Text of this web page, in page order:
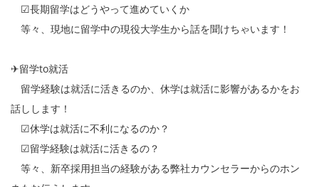
☑長期留学はどうやって進めていくか
等々、現地に留学中の現役大学生から話を聞けちゃいます！
✈留学to就活
留学経験は就活に活きるのか、休学は就活に影響があるかをお
話しします！
☑休学は就活に不利になるのか？
☑留学経験は就活に活きるの？
等々、新卒採用担当の経験がある弊社カウンセラーからのホン